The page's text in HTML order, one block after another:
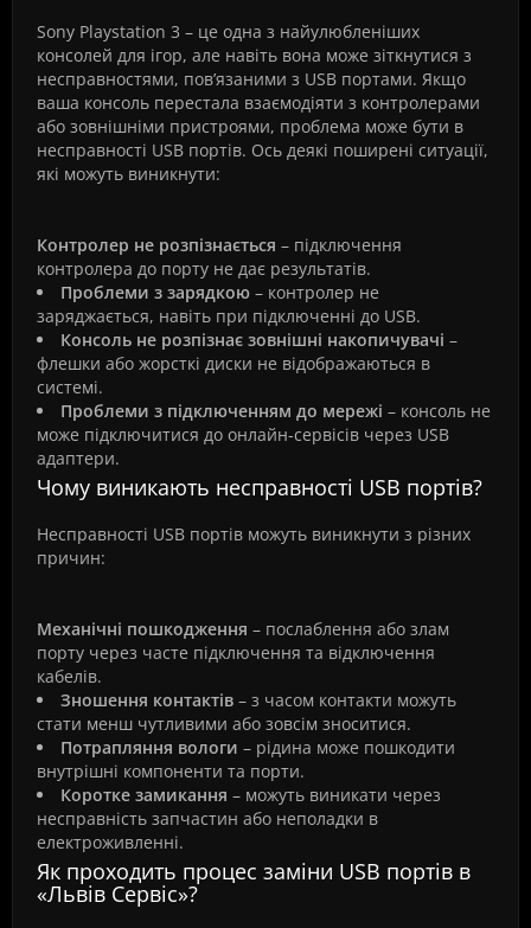
Sony Playstation 3 – це одна з найулюбленіших
консолей для ігор, але навіть вона може зіткнутися з
несправностями, пов’язаними з USB портами. Якщо
ваша консоль перестала взаємодіяти з контролерами
або зовнішніми пристроями, проблема може бути в
несправності USB портів. Ось деякі поширені ситуації,
які можуть виникнути:
Контролер не розпізнається – підключення
контролера до порту не дає результатів.
Проблеми з зарядкою – контролер не
заряджається, навіть при підключенні до USB.
Консоль не розпізнає зовнішні накопичувачі –
флешки або жорсткі диски не відображаються в
системі.
Проблеми з підключенням до мережі – консоль не
може підключитися до онлайн-сервісів через USB
адаптери.
Чому виникають несправності USB портів?
Несправності USB портів можуть виникнути з різних
причин:
Механічні пошкодження – послаблення або злам
порту через часте підключення та відключення
кабелів.
Зношення контактів – з часом контакти можуть
стати менш чутливими або зовсім зноситися.
Потрапляння вологи – рідина може пошкодити
внутрішні компоненти та порти.
Коротке замикання – можуть виникати через
несправність запчастин або неполадки в
електроживленні.
Як проходить процес заміни USB портів в
«Львів Сервіс»?